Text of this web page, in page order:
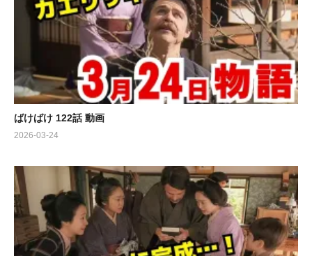
ばけばけ 122話 動画
2026-03-24